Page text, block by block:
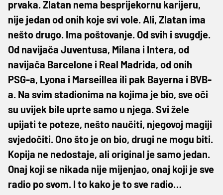
prvaka. Zlatan nema besprijekornu karijeru,
nije jedan od onih koje svi vole. Ali, Zlatan ima
nešto drugo. Ima poštovanje. Od svih i svugdje.
Od navijača Juventusa, Milana i Intera, od
navijača Barcelone i Real Madrida, od onih
PSG-a, Lyona i Marseillea ili pak Bayerna i BVB-
a. Na svim stadionima na kojima je bio, sve oči
su uvijek bile uprte samo u njega. Svi žele
upijati te poteze, nešto naučiti, njegovoj magiji
svjedočiti. Ono što je on bio, drugi ne mogu biti.
Kopija ne nedostaje, ali original je samo jedan.
Onaj koji se nikada nije mijenjao, onaj koji je sve
radio po svom. I to kako je to sve radio…